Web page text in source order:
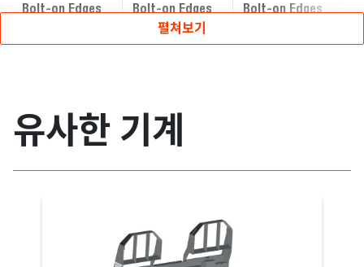
Bolt-on Edges Bolt-on Edges Bolt-on Edges
펼쳐보기
유사한 기계